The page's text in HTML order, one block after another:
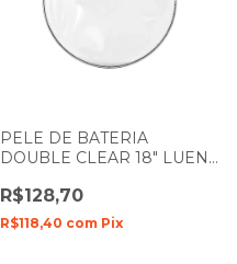
PELE DE BATERIA
DOUBLE CLEAR 18" LUEN
DUPLO
R$128,70
R$118,40 com Pix